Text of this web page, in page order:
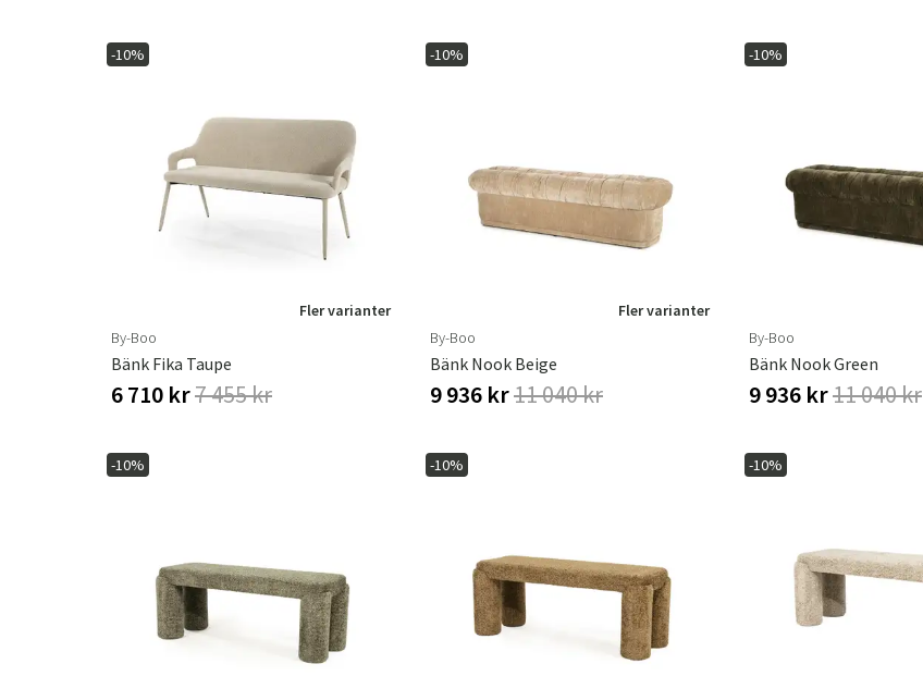
-10%
Fler varianter
By-Boo
Bänk Fika Taupe
6 710 kr7 455 kr
-10%
Fler varianter
By-Boo
Bänk Nook Beige
9 936 kr11 040 kr
-10%
By-Boo
Bänk Nook Green
9 936 kr11 040 kr
-10% -10% -10%